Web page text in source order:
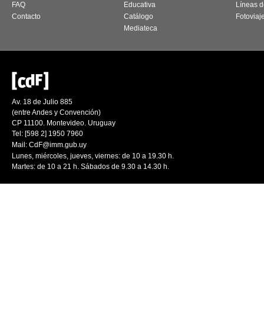
FAQ
Contacto
Educativa
Catálogo
Mediateca
Líneas
Av. 18 de Julio 885
(entre Andes y Convención)
CP 11100. Montevideo. Uruguay
Tel: [598 2] 1950 7960
Mail: CdF@imm.gub.uy
Lunes, miércoles, jueves, viernes: de 10 a 19.30 h.
Martes: de 10 a 21 h. Sábados de 9.30 a 14.30 h.